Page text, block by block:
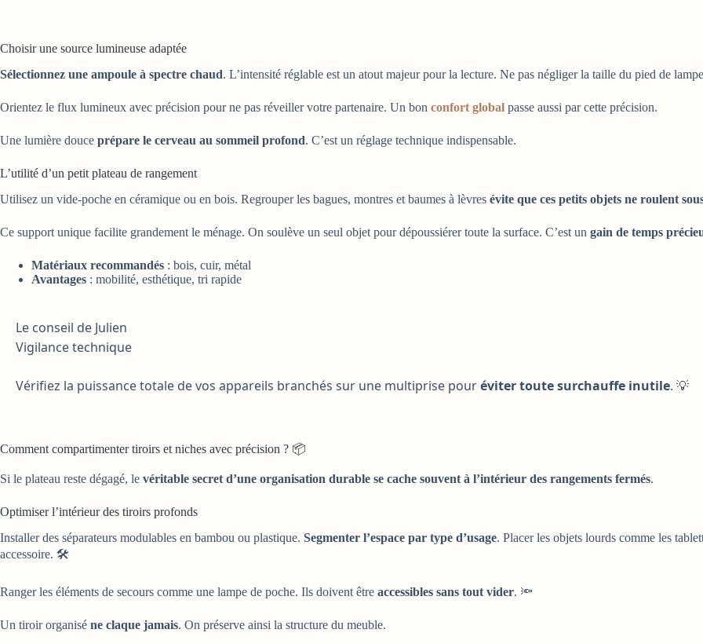
Choisir une source lumineuse adaptée
Sélectionnez une ampoule à spectre chaud. L’intensité réglable est un atout majeur pour la lecture. Ne pas négliger la taille du pied de
Orientez le flux lumineux avec précision pour ne pas réveiller votre partenaire. Un bon confort global passe aussi par cette précision.
Une lumière douce prépare le cerveau au sommeil profond. C’est un réglage technique indispensable.
L’utilité d’un petit plateau de rangement
Utilisez un vide-poche en céramique ou en bois. Regrouper les bagues, montres et baumes à lèvres évite que ces petits objets ne roulent
Ce support unique facilite grandement le ménage. On soulève un seul objet pour dépoussiérer toute la surface. C’est un gain de temps
Matériaux recommandés : bois, cuir, métal
Avantages : mobilité, esthétique, tri rapide
Le conseil de Julien
Vigilance technique
Vérifiez la puissance totale de vos appareils branchés sur une multiprise pouréviter toute surchauffe inutile. 💡
Comment compartimenter tiroirs et niches avec précision ? 📦
Si le plateau reste dégagé, le véritable secret d’une organisation durable se cache souvent à l’intérieur des rangements fermés.
Optimiser l’intérieur des tiroirs profonds
Installer des séparateurs modulables en bambou ou plastique. Segmenter l’espace par type d’usage. Placer les objets lourds comme les
accessoire. 🛠️
Ranger les éléments de secours comme une lampe de poche. Ils doivent être accessibles sans tout vider. 🔦
Un tiroir organisé ne claque jamais. On préserve ainsi la structure du meuble.